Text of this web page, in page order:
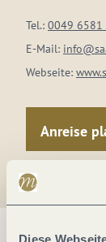
Diese
Tel.: 0049 6581
E-Mail:
Webseite:
Anreise